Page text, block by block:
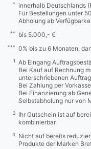
*
innerhalb Deutschlands
Für Bestellungen unter
Abholung ab
** bis 5.000,- €
*** 0% bis zu 6 Monaten,
1
Ab Eingang
Bei Kauf auf Rechnung
unterschriebenen
Bei Zahlung per
Bei Finanzierung ab
Selbstabholung nur von
2
Ihr Gutschein ist auf
kombinierbar.
3
Nicht auf bereits
Produkte der Marken